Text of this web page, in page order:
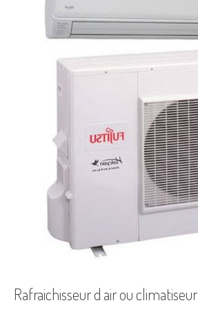
Rafraichisseur d air ou climatiseur